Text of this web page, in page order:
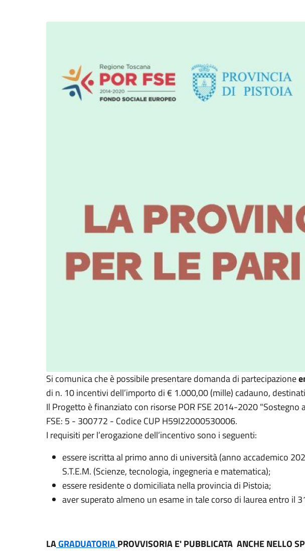
Si comunica che è possibile presentaredomanda di partecipazione
di n. 10 incentivi dell’importo di € 1.000,00(mille) cadauno,
Il Progetto èfinanziato con risorse POR FSE 2014-2020
FSE: 5 - 300772 - Codice CUP H59I22000530006.
I requisiti per l’erogazione dell’incentivo sono i seguenti:
essere iscritta al primo anno di università (anno accademico
S.T.E.M. (Scienze, tecnologia, ingegneria e matematica);
essere residente o domiciliata nella provincia di Pistoia;
aver superato almeno un esame in tale corso di laurea entro il
LAGRADUATORIAPROVVISORIA E' PUBBLICATA ANCHE NELLO